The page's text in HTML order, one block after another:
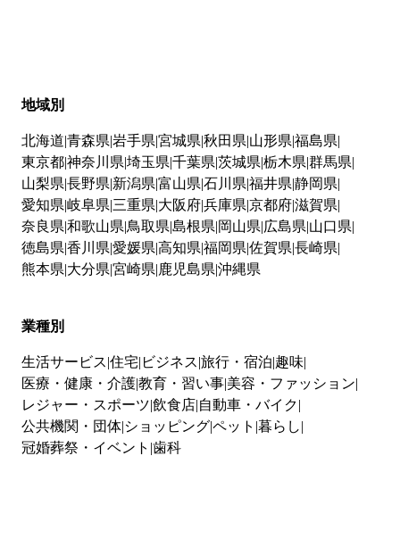
地域別
北海道 青森県 岩手県 宮城県 秋田県 山形県 福島県
東京都神奈川県 埼玉県 千葉県 茨城県 栃木県 群馬県
山梨県 長野県 新潟県 富山県 石川県 福井県 静岡県
愛知県 岐阜県 三重県 大阪府兵庫県 京都府滋賀県
奈良県 和歌山県 鳥取県 島根県 岡山県 広島県 山口県
徳島県 香川県 愛媛県 高知県 福岡県 佐賀県 長崎県
熊本県 大分県 宮崎県 鹿児島県 沖縄県
業種別
生活サービス 住宅 ビジネス 旅行・宿泊 趣味
医療・健康・介護教育・習い事 美容・ファッション
レジャー・スポーツ 飲食店 自動車・バイク
公共機関・団体 ショッピングペット 暮らし
冠婚葬祭・イベント 歯科